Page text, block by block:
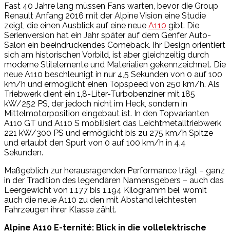
Fast 40 Jahre lang müssen Fans warten, bevor die Group
Renault Anfang 2016 mit der Alpine Vision eine Studie
zeigt, die einen Ausblick auf eine neue A110 gibt. Die
Serienversion hat ein Jahr später auf dem Genfer Auto-
Salon ein beeindruckendes Comeback. Ihr Design orientiert
sich am historischen Vorbild, ist aber gleichzeitig durch
moderne Stilelemente und Materialien gekennzeichnet. Die
neue A110 beschleunigt in nur 4,5 Sekunden von 0 auf 100
km/h und ermöglicht einen Topspeed von 250 km/h. Als
Triebwerk dient ein 1,8-Liter-Turbobenziner mit 185
kW/252 PS, der jedoch nicht im Heck, sondern in
Mittelmotorposition eingebaut ist. In den Topvarianten
A110 GT und A110 S mobilisiert das Leichtmetalltriebwerk
221 kW/300 PS und ermöglicht bis zu 275 km/h Spitze
und erlaubt den Spurt von 0 auf 100 km/h in 4,4
Sekunden.
Maßgeblich zur herausragenden Performance trägt – ganz
in der Tradition des legendären Namensgebers – auch das
Leergewicht von 1.177 bis 1.194 Kilogramm bei, womit
auch die neue A110 zu den mit Abstand leichtesten
Fahrzeugen ihrer Klasse zählt.
Alpine A110 E-ternité: Blick in die vollelektrische